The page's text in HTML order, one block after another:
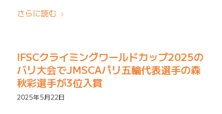
さらに読む
IFSCクライミングワールドカップ2025の
バリ大会でJMSCAパリ五輪代表選手の森
秋彩選手が3位入賞
2025年5月22日